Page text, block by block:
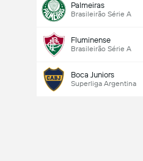
Palmeiras
Brasileirão Série A
Fluminense
Brasileirão Série A
Boca Juniors
Superliga Argentina